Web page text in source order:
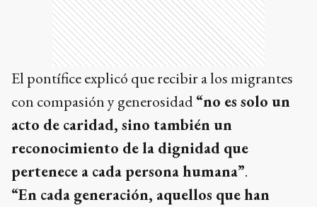
El pontífice explicó que recibir a los migrantes
con compasión y generosidad“no es solo un
acto de caridad, sino también un
reconocimiento de la dignidad que
pertenece a cada persona humana”.
“En cada generación, aquellos que han